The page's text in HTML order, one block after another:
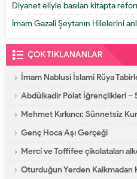
Diyanet eliyle basılan kitapta
İmam Gazali Şeytanın Hilelerini
ÇOK TIKLANANLAR
İmam Nablusi İslami Rüya
Abdülkadir Polat İğrençlikleri –
Genç Hoca Aşı Gerçeği
Merci ve Toffifee çikolataları
Oturduğun Yerden Kalkmadan